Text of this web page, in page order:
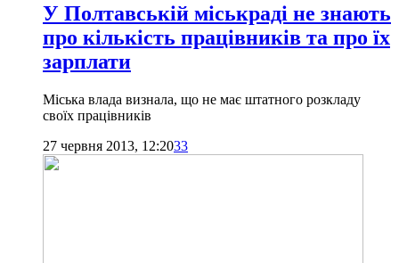
У Полтавській міськраді не знають
про кількість працівників та про їх
зарплати
Міська влада визнала, що не має штатного розкладу
своїх працівників
27 червня 2013, 12:2033